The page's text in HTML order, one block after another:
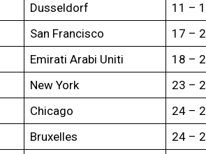
Dusseldorf
11 –
San Francisco
17 –
Emirati Arabi Uniti
18 –
New York
23 –
Chicago
24 –
Bruxelles
24 –